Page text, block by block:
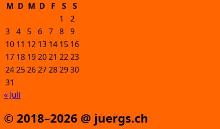
M D M D F S
S
1
2
3 4 5 6 7 8 9
10 11 12 13 14 15 16
17 18 192021 2223
24252627282930
31
« Juli
© 2018–2026 @ juergs.ch